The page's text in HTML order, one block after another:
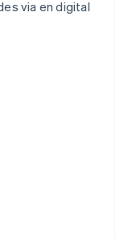
via en digital